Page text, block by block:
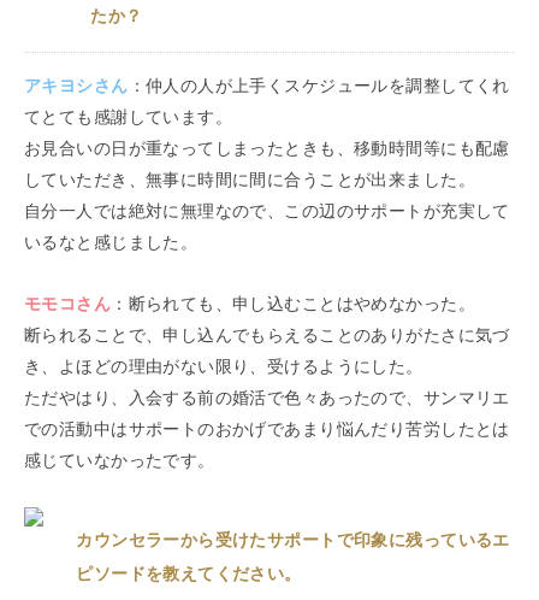
たか？
アキヨシ さん ： 仲人の人が上手くスケジュールを調整してくれ
てとても感謝しています。
お見合いの日が重なってしまったときも、移動時間等にも配慮
していただき、無事に時間に間に合うことが出来ました。
自分一人では絶対に無理なので、この辺のサポートが充実して
いるなと感じました。
モモコ さん ： 断られても、申し込むことはやめなかった。
断られることで、申し込んでもらえることのありがたさに気づ
き、よほどの理由がない限り、受けるようにした。
ただやはり、入会する前の婚活で色々あったので、サンマリエ
での活動中はサポートのおかげであまり悩んだり苦労したとは
感じていなかったです。
カウンセラーから受けたサポートで印象に残っているエ
ピソードを教えてください。